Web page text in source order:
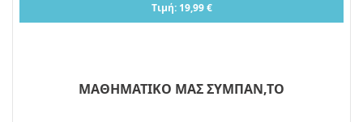
Τιμή: 19,99 €
ΜΑΘΗΜΑΤΙΚΟ ΜΑΣ ΣΥΜΠΑΝ,ΤΟ